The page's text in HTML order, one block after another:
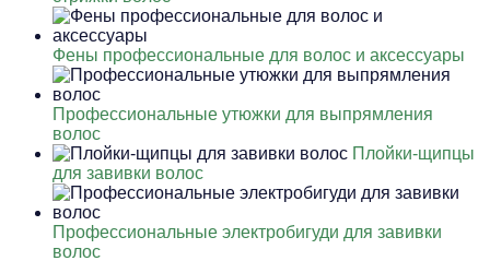
Фены профессиональные для волос и аксессуары
Профессиональные утюжки для выпрямления
волос
Плойки-щипцы
для завивки волос
Профессиональные электробигуди для завивки
волос